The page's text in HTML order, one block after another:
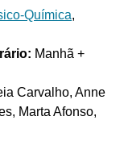
Química,
Manhã +
Carvalho, Anne
Marta Afonso,